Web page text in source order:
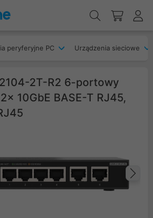
peryferyjne PC Urządzenia sieciowe
2T-R2 6-portowy
10GbE BASE-T RJ45,